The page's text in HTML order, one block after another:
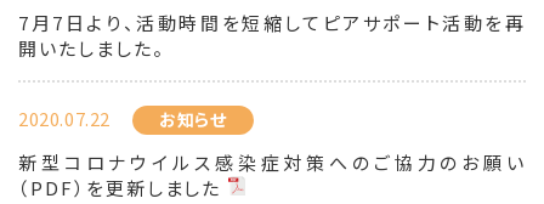
7月7日より、活動時間を短縮してピアサポート活動を再
開いたしました。
2020.07.22 お知らせ
新型コロナウイルス感染症対策へのご協力のお願い
（PDF）を更新しました